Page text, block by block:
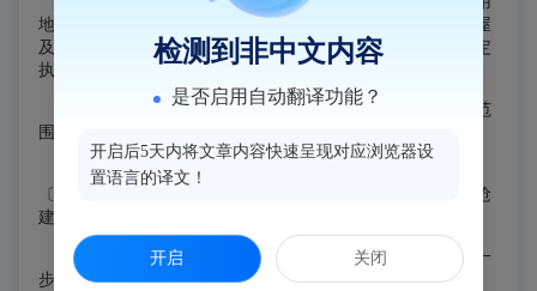
地的按照货币补偿安置方式；涉及上述征收土地范围内的房屋
及其他建筑物、构筑物由我县住建部门按照房屋征收有关规定
执行。
（二）本公告在被征收土地所在的乡镇、村、村民小组范
围内予以张贴公告10个工作日，并在县政府门户网站中公告。
（三）自《征收（使用）土地预公告》（
〔2025〕
80号）公告之日起，凡在征收土地上抢栽、抢种、抢
建的地上附着物（含房屋）和青苗，一律不予补偿。
（四）被征地农民就业保障按《福州市人民政府关于进一
步做好促进就业工作的通知》（榕政综〔2009〕100号）执
检测到非中文内容
是否启用自动翻译功能？
开启后5天内将文章内容快速呈现对应浏览器设
置语言的译文！
开启 关闭